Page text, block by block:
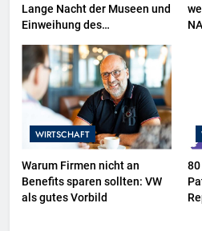
Lange Nacht der Museen und
Einweihung des
sowie neuer
Ausstellungsbereiche im
Polizeimuseum Hamburg
WIRTSCHAFT
Warum Firmen nicht an
Benefits sparen sollten: VW
als gutes Vorbild
80